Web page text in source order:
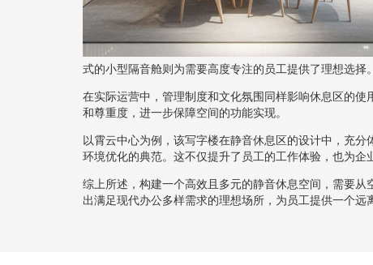
式的小型隔音舱则为需要高度专注的员工提供了理想选
在实际运营中，管理制度和文化氛围同样影响休息区的
和尊重度，进一步保障空间的功能实现。
以霄云中心为例，该写字楼在静音休息区的设计中，充
环境优化的典范。这不仅提升了员工的工作体验，也为企
综上所述，构建一个高效且多元的静音休息空间，需要
出满足现代办公多样需求的理想场所，为员工提供一个远